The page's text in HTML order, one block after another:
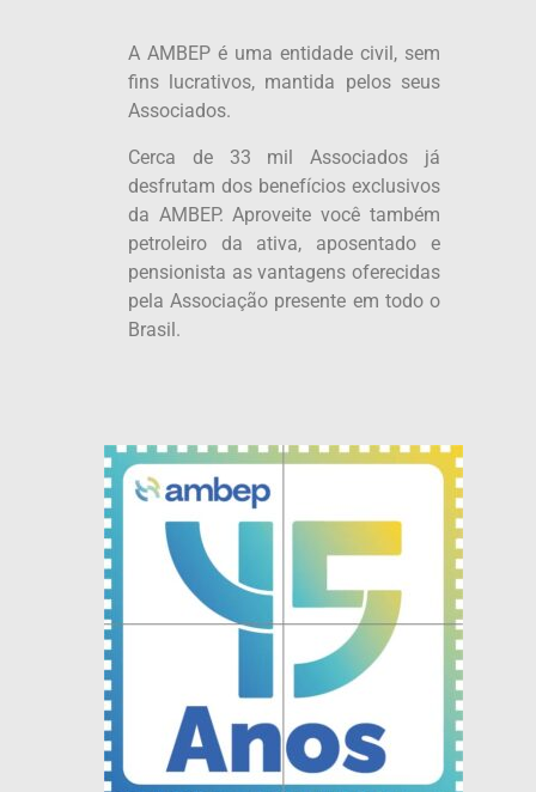
A AMBEP é uma entidade civil, sem
fins lucrativos, mantida pelos seus
Associados.
Cerca de 33 mil Associados já
desfrutam dos benefícios exclusivos
da AMBEP. Aproveite você também
petroleiro da ativa, aposentado e
pensionista as vantagens oferecidas
pela Associação presente em todo o
Brasil.